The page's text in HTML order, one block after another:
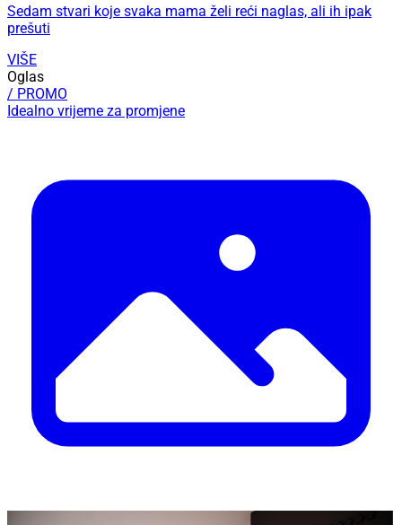
Sedam stvari koje svaka mama želi reći naglas, ali ih ipak
prešuti
VIŠE
Oglas
/ PROMO
Idealno vrijeme za promjene